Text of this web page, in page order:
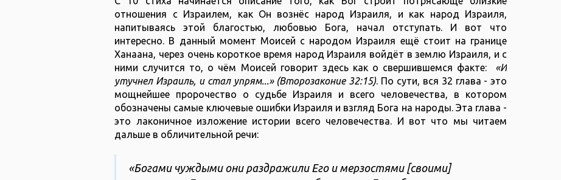
отношения с Израилем, как Он вознёс народ Израиля, и как народ Израиля,
напитываясь этой благостью, любовью Бога, начал отступать. И вот что
интересно. В данный момент Моисей с народом Израиля ещё стоит на границе
Ханаана, через очень короткое время народ Израиля войдёт в землю Израиля, и с
ними случится то, о чём Моисей говорит здесь как о свершившемся факте: «И
утучнел Израиль, и стал упрям...» (Второзаконие 32:15). По сути, вся 32 глава - это
мощнейшее пророчество о судьбе Израиля и всего человечества, в котором
обозначены самые ключевые ошибки Израиля и взгляд Бога на народы. Эта глава -
это лаконичное изложение истории всего человечества. И вот что мы читаем
дальше в обличительной речи:
«Богами чуждыми они раздражили Его и мерзостями [своими]